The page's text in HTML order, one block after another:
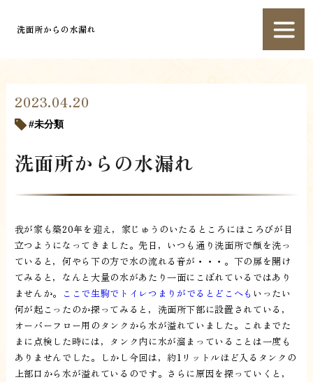
洗面所からの水漏れ
2023.04.20
未分類
洗面所からの水漏れ
我が家も築20年を迎え，家じゅうのいたるところにほころびが目
立つようになってきました。先日，いつも通り洗面所で顔を洗っ
ていると，何やら下の方で水の流れる音が・・・。下の扉を開け
てみると，なんと大量の水があたり一面にこぼれているではあり
ませんか。
ここで生駒でトイレつまりがでるとどこへも いったい
何が起こったのか探ってみると，洗面所下部に設置されている，
オーバーフロー用のタンクから水が溢れていました。これまでた
まに点検した時には，タンク内に水が溜まっていることは一度も
ありませんでした。しかし今回は，約1リットルほど入るタンクの
上部口から水が溢れているのです。さらに原因を探っていくと，